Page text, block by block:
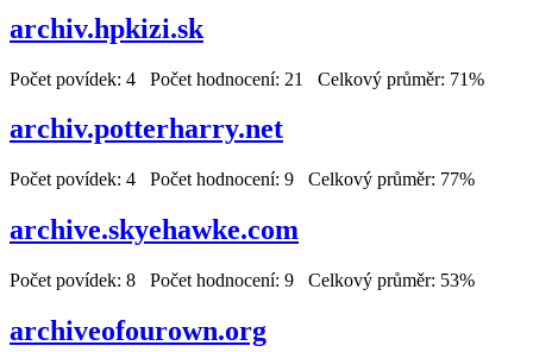
archiv.hpkizi.sk
Počet povídek: 4 Počet hodnocení: 21 Celkový průměr: 71%
archiv.potterharry.net
Počet povídek: 4 Počet hodnocení: 9 Celkový průměr: 77%
archive.skyehawke.com
Počet povídek: 8 Počet hodnocení: 9 Celkový průměr: 53%
archiveofourown.org